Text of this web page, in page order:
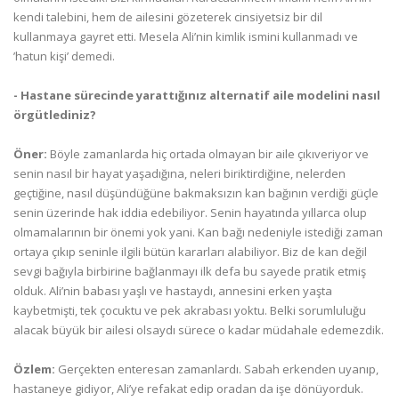
kendi talebini, hem de ailesini gözeterek cinsiyetsiz bir dil
kullanmaya gayret etti. Mesela Ali’nin kimlik ismini kullanmadı ve
’hatun kişi’ demedi.
- Hastane sürecinde yarattığınız alternatif aile modelini nasıl
örgütlediniz?
Öner: Böyle zamanlarda hiç ortada olmayan bir aile çıkıveriyor ve
senin nasıl bir hayat yaşadığına, neleri biriktirdiğine, nelerden
geçtiğine, nasıl düşündüğüne bakmaksızın kan bağının verdiği güçle
senin üzerinde hak iddia edebiliyor. Senin hayatında yıllarca olup
olmamalarının bir önemi yok yani. Kan bağı nedeniyle istediği zaman
ortaya çıkıp seninle ilgili bütün kararları alabiliyor. Biz de kan değil
sevgi bağıyla birbirine bağlanmayı ilk defa bu sayede pratik etmiş
olduk. Ali’nin babası yaşlı ve hastaydı, annesini erken yaşta
kaybetmişti, tek çocuktu ve pek akrabası yoktu. Belki sorumluluğu
alacak büyük bir ailesi olsaydı sürece o kadar müdahale edemezdik.
Özlem: Gerçekten enteresan zamanlardı. Sabah erkenden uyanıp,
hastaneye gidiyor, Ali’ye refakat edip oradan da işe dönüyorduk.